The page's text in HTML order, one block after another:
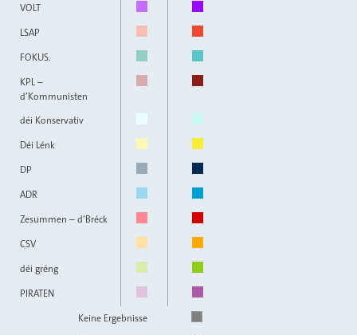
VOLT
LSAP
FOKUS.
KPL –
d’Kommunisten
déi Konservativ
Déi Lénk
DP
ADR
Zesummen – d’Bréck
CSV
déi gréng
PIRATEN
Keine Ergebnisse